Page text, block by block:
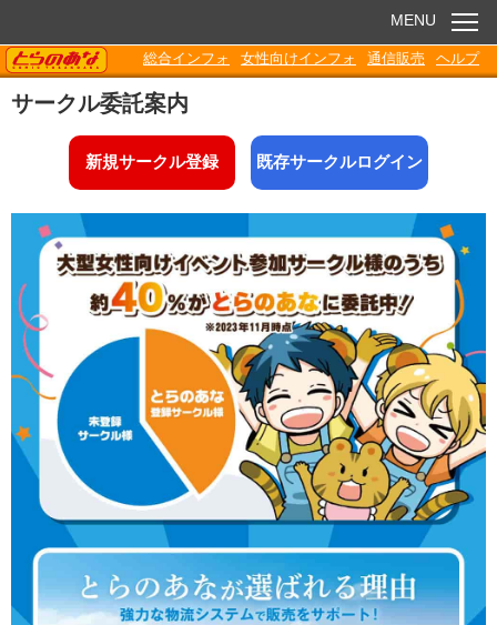
お知らせ
電子書籍
Q&A
各種ダウンロード
MENU
TORANOANA
総合インフォ 女性向けインフォ 通信販売 ヘルプ
サークル委託案内
新規サークル登録 既存サークルログイン